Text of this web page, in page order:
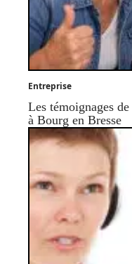
Entreprise
Les témoignages
à Bourg en Bresse